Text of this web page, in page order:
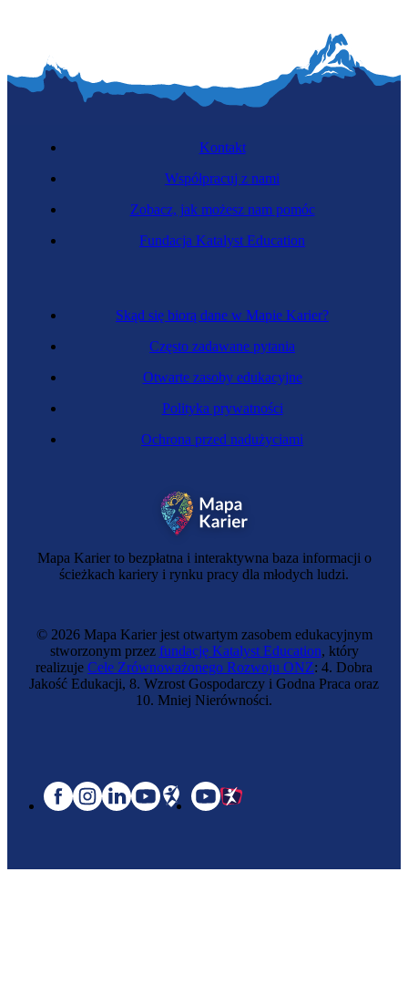
Mapa Karier to bezpłatna i interaktywna baza informacji o
ścieżkach kariery i rynku pracy dla młodych ludzi.
Skąd się biorą dane w Mapie Karier?
Często zadawane pytania
Otwarte zasoby edukacyjne
Polityka prywatności
Ochrona przed nadużyciami
Kontakt
Współpracuj z nami
Zobacz, jak możesz nam pomóc
Fundacja Katalyst Education
© 2026 Mapa Karier jest otwartym zasobem edukacyjnym
stworzonym przez fundację Katalyst Education, który
realizuje Cele Zrównoważonego Rozwoju ONZ: 4. Dobra
Jakość Edukacji, 8. Wzrost Gospodarczy i Godna Praca oraz
10. Mniej Nierówności.